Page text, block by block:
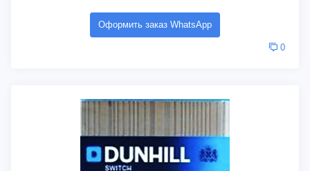
Оформить заказ WhatsApp
0